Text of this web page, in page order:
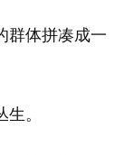
群体拼凑成一
。